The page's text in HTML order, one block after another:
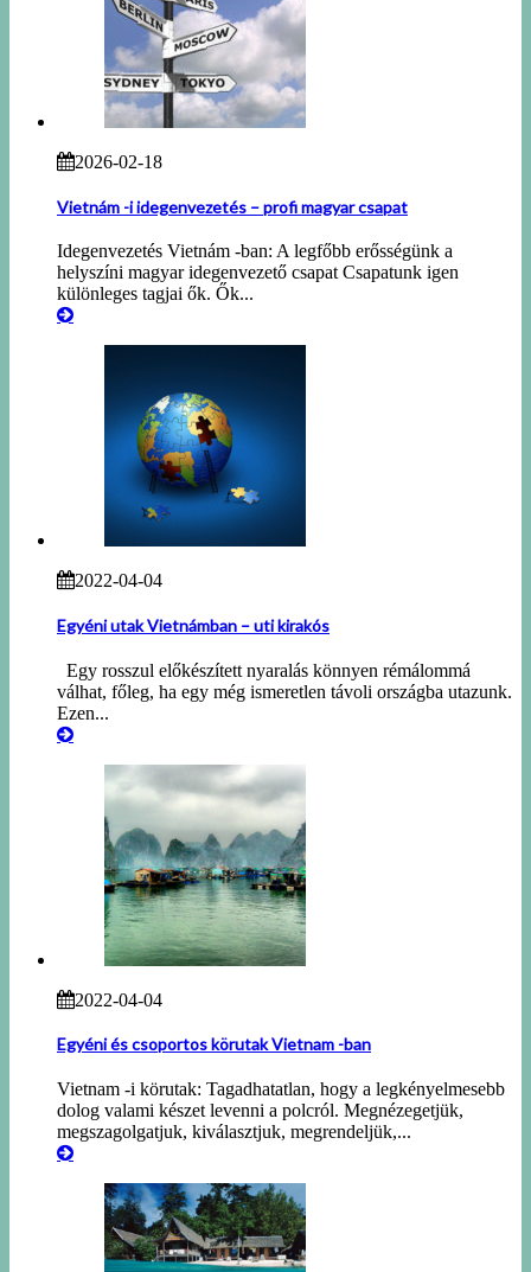
2026-02-18
Vietnám -i idegenvezetés – profi magyar csapat
Idegenvezetés Vietnám -ban: A legfőbb erősségünk a
helyszíni magyar idegenvezető csapat Csapatunk igen
különleges tagjai ők. Ők...
2022-04-04
Egyéni utak Vietnámban – uti kirakós
Egy rosszul előkészített nyaralás könnyen rémálommá
válhat, főleg, ha egy még ismeretlen távoli országba utazunk.
Ezen...
2022-04-04
Egyéni és csoportos körutak Vietnam -ban
Vietnam -i körutak: Tagadhatatlan, hogy a legkényelmesebb
dolog valami készet levenni a polcról. Megnézegetjük,
megszagolgatjuk, kiválasztjuk, megrendeljük,...